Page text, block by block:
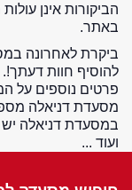
הביקורות אינן
באתר.
ביקרת לאחרונה
להוסיף חוות דעתך!.
פרטים נוספים על
מסעדת דניאלה
במסעדת דניאלה יש
ועוד ...